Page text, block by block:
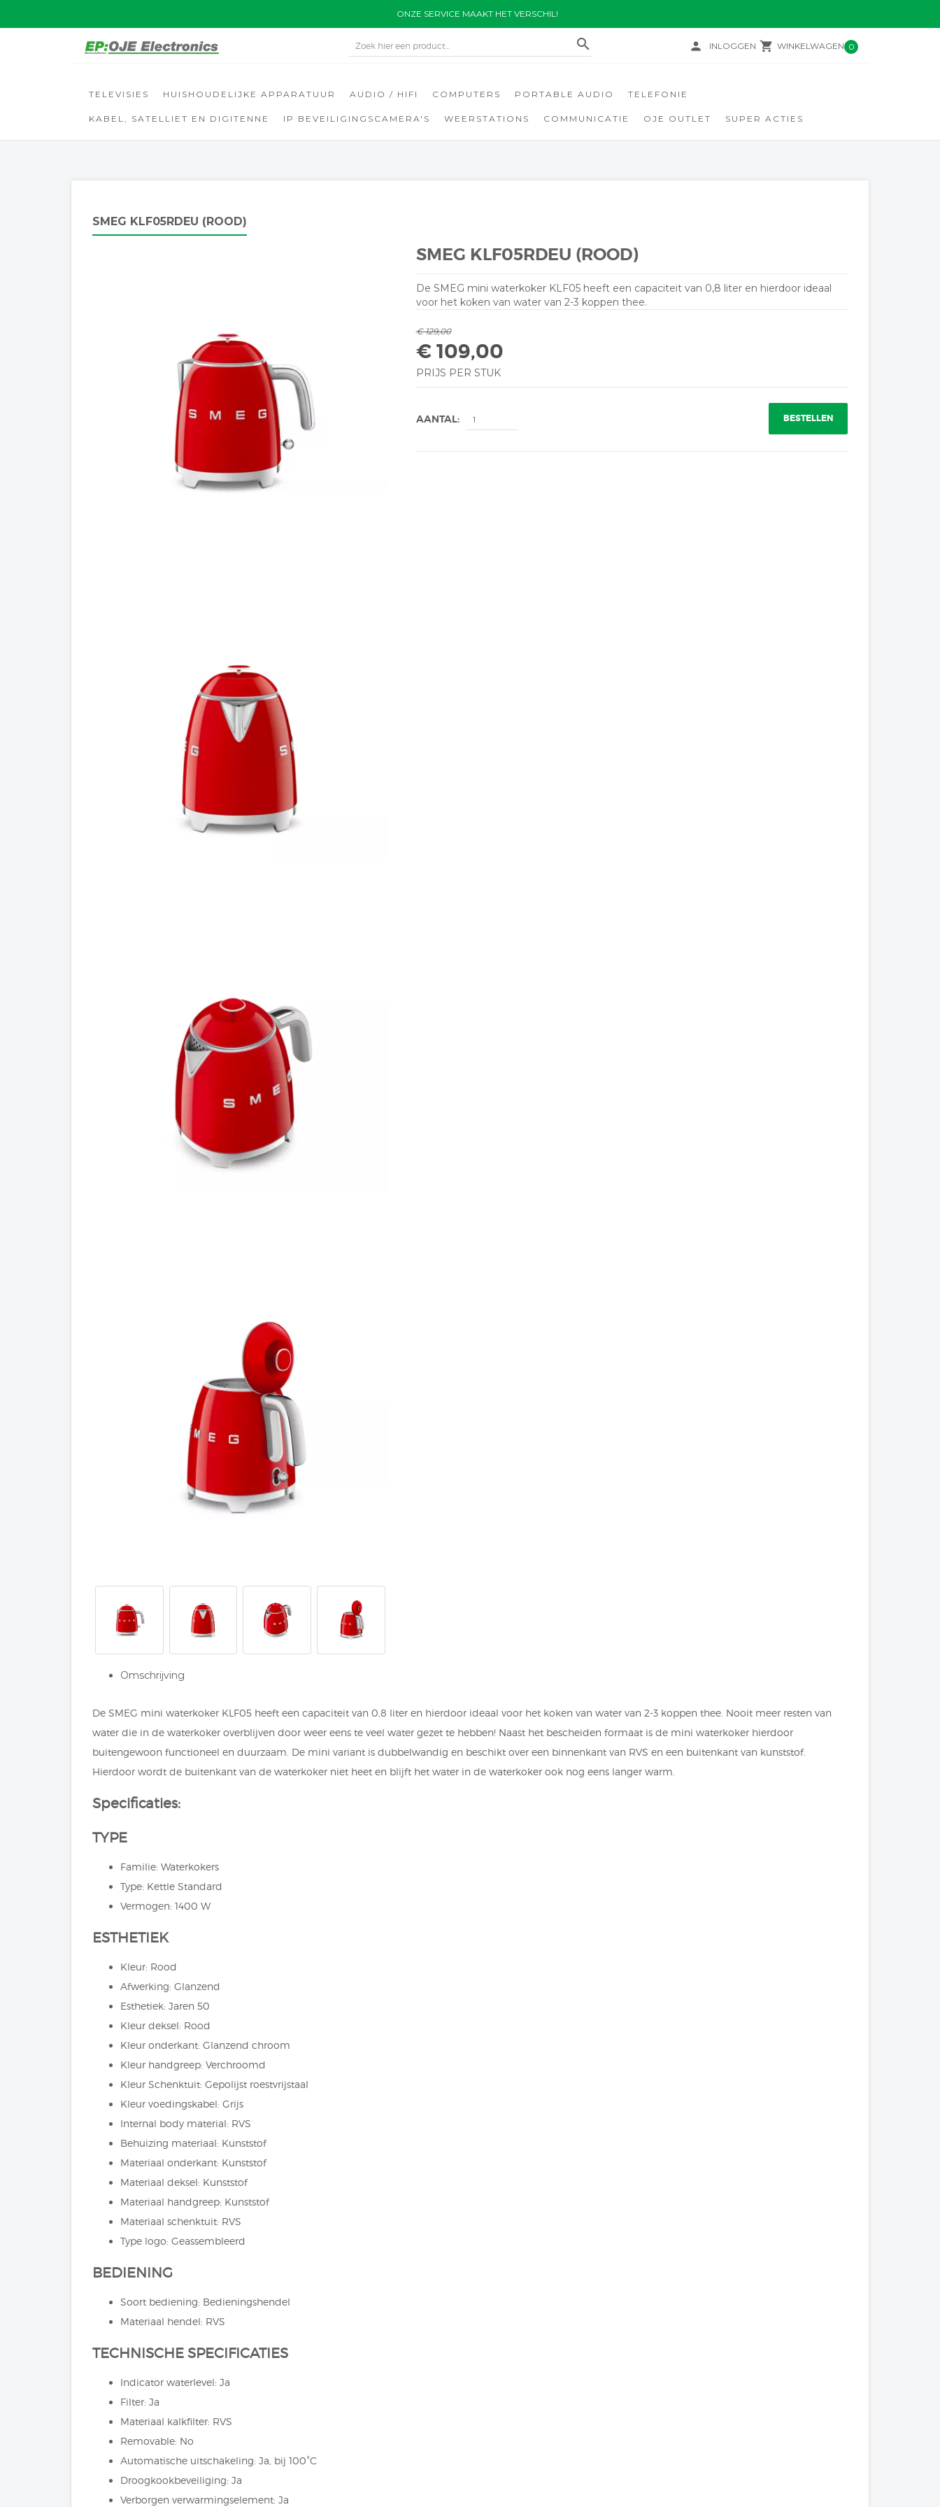
ONZE SERVICE MAAKT HET VERSCHIL!
search local_grocery_store WINKELWAGEN 0
person INLOGGEN
TELEVISIES HUISHOUDELIJKE APPARATUUR AUDIO / HIFI COMPUTERS PORTABLE AUDIO TELEFONIE
KABEL, SATELLIET EN DIGITENNE IP BEVEILIGINGSCAMERA'S WEERSTATIONS COMMUNICATIE OJE OUTLET SUPER ACTIES
SMEG KLF05RDEU (ROOD)
SMEG KLF05RDEU (ROOD)
De SMEG mini waterkoker KLF05 heeft een capaciteit van 0,8 liter en hierdoor ideaal
voor het koken van water van 2-3 koppen thee.
€ 129,00
€ 109,00
PRIJS PER STUK
AANTAL: BESTELLEN
Omschrijving
De SMEG mini waterkoker KLF05 heeft een capaciteit van 0,8 liter en hierdoor ideaal voor het koken van water van 2-3 koppen thee. Nooit meer resten van
water die in de waterkoker overblijven door weer eens te veel water gezet te hebben! Naast het bescheiden formaat is de mini waterkoker hierdoor
buitengewoon functioneel en duurzaam. De mini variant is dubbelwandig en beschikt over een binnenkant van RVS en een buitenkant van kunststof.
Hierdoor wordt de buitenkant van de waterkoker niet heet en blijft het water in de waterkoker ook nog eens langer warm.
Specificaties:
TYPE
Familie: Waterkokers
Type: Kettle Standard
Vermogen: 1400 W
ESTHETIEK
Kleur: Rood
Afwerking: Glanzend
Esthetiek: Jaren 50
Kleur deksel: Rood
Kleur onderkant: Glanzend chroom
Kleur handgreep: Verchroomd
Kleur Schenktuit: Gepolijst roestvrijstaal
Kleur voedingskabel: Grijs
Internal body material: RVS
Behuizing materiaal: Kunststof
Materiaal onderkant: Kunststof
Materiaal deksel: Kunststof
Materiaal handgreep: Kunststof
Materiaal schenktuit: RVS
Type logo: Geassembleerd
BEDIENING
Soort bediening: Bedieningshendel
Materiaal hendel: RVS
TECHNISCHE SPECIFICATIES
Indicator waterlevel: Ja
Filter: Ja
Materiaal kalkfilter: RVS
Removable: No
Automatische uitschakeling: Ja, bij 100°C
Droogkookbeveiliging: Ja
Verborgen verwarmingselement: Ja